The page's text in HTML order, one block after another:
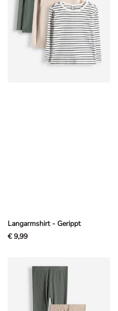
Langarmshirt - Gerippt
€ 9,99